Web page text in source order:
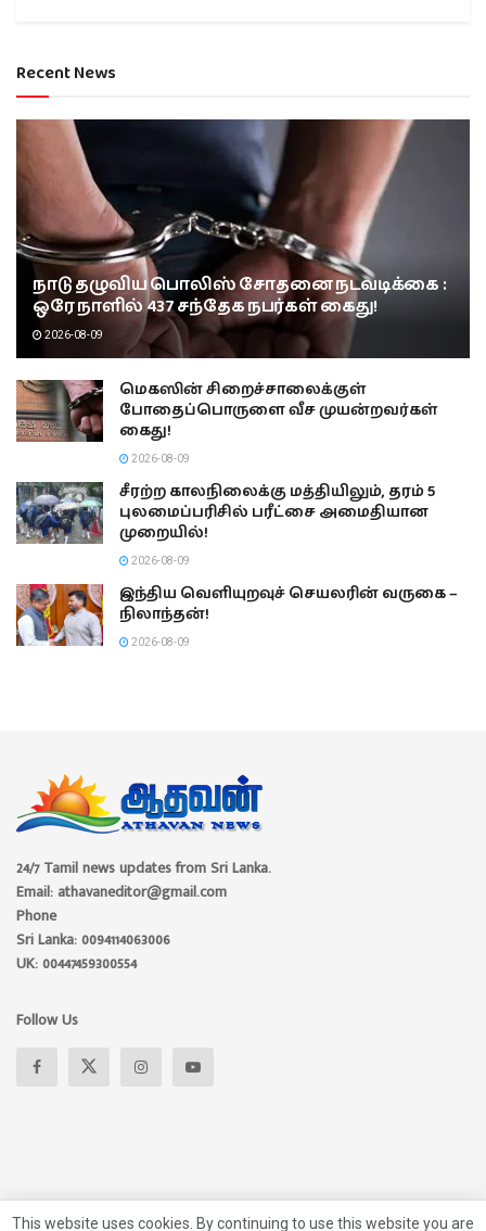
Recent News
நாடு தழுவிய பொலிஸ் சோதனை நடவடிக்கை :
ஒரே நாளில் 437 சந்தேக நபர்கள் கைது!
2026-08-09
மெகஸின் சிறைச்சாலைக்குள்
போதைப்பொருளை வீச முயன்றவர்கள்
கைது!
2026-08-09
சீரற்ற காலநிலைக்கு மத்தியிலும், தரம் 5
புலமைப்பரிசில் பரீட்சை அமைதியான
முறையில்!
2026-08-09
இந்திய வெளியுறவுச் செயலரின் வருகை –
நிலாந்தன்!
2026-08-09
24/7 Tamil news updates from Sri Lanka.
Email: athavaneditor@gmail.com
Phone
Sri Lanka: 0094114063006
UK: 00447459300554
Follow Us
This website uses cookies. By continuing to use this website you are